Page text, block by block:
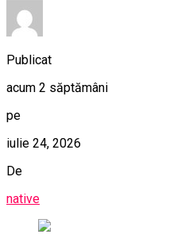
Publicat
acum 2 săptămâni
pe
iulie 24, 2026
De
native